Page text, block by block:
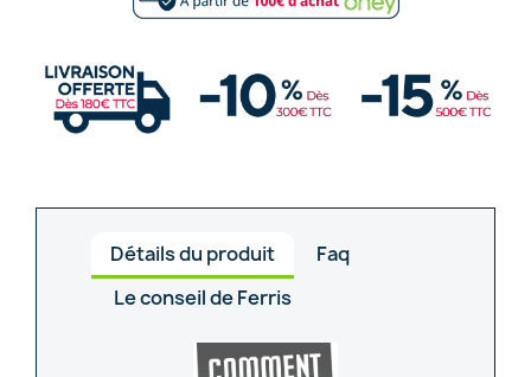
Détails du produit
Faq
Le conseil de Ferris